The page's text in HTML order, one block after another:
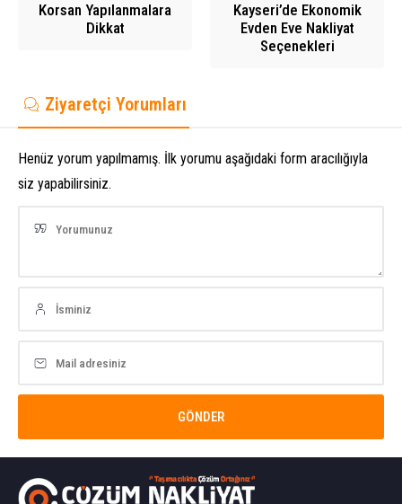
Korsan Yapılanmalara
Dikkat
Kayseri’de Ekonomik
Evden Eve Nakliyat
Seçenekleri
Ziyaretçi Yorumları
Henüz yorum yapılmamış. İlk yorumu aşağıdaki form aracılığıyla
siz yapabilirsiniz.